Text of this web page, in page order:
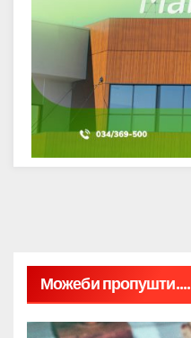
Можеби пропушти....